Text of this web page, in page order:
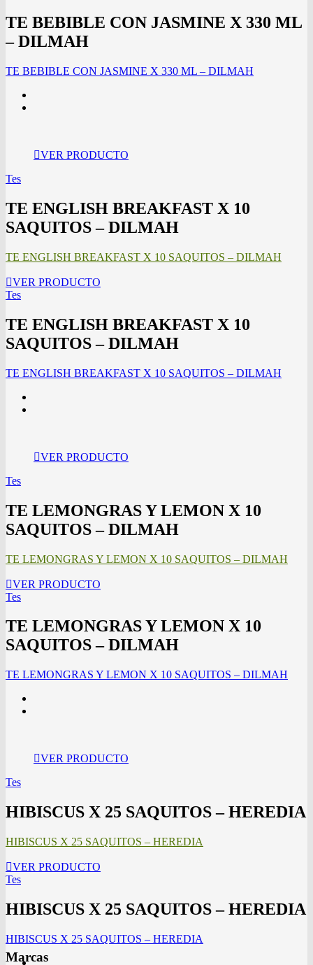
TE BEBIBLE CON JASMINE X 330 ML
– DILMAH
TE BEBIBLE CON JASMINE X 330 ML – DILMAH
VER PRODUCTO
Tes
TE ENGLISH BREAKFAST X 10
SAQUITOS – DILMAH
TE ENGLISH BREAKFAST X 10 SAQUITOS – DILMAH
VER PRODUCTO
Tes
TE ENGLISH BREAKFAST X 10
SAQUITOS – DILMAH
TE ENGLISH BREAKFAST X 10 SAQUITOS – DILMAH
VER PRODUCTO
Tes
TE LEMONGRAS Y LEMON X 10
SAQUITOS – DILMAH
TE LEMONGRAS Y LEMON X 10 SAQUITOS – DILMAH
VER PRODUCTO
Tes
TE LEMONGRAS Y LEMON X 10
SAQUITOS – DILMAH
TE LEMONGRAS Y LEMON X 10 SAQUITOS – DILMAH
VER PRODUCTO
Tes
HIBISCUS X 25 SAQUITOS – HEREDIA
HIBISCUS X 25 SAQUITOS – HEREDIA
VER PRODUCTO
Tes
HIBISCUS X 25 SAQUITOS – HEREDIA
HIBISCUS X 25 SAQUITOS – HEREDIA
Marcas